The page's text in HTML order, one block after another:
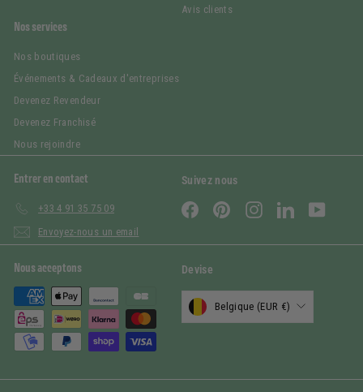
Avis clients
Nos services
Nos boutiques
Événements & Cadeaux d'entreprises
Devenez Revendeur
Devenez Franchisé
Nous rejoindre
Entrer en contact
+33 4 91 35 75 09
Envoyez-nous un email
Suivez nous
FacebookPinterestInstagramLinkedIn
Nous acceptons Devise
Belgique (EUR €)